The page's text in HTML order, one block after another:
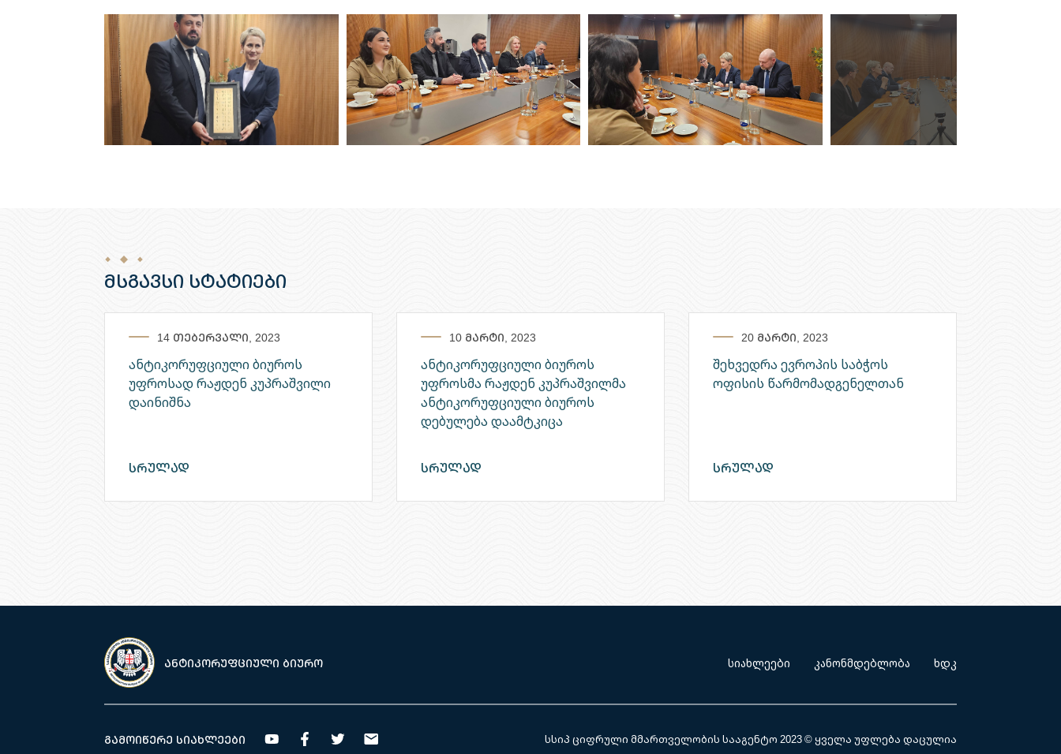
მსგავსი სტატიები
14 თებერვალი, 2023
ანტიკორუფციული ბიუროს
უფროსად რაჟდენ კუპრაშვილი
დაინიშნა
სრულად
10 მარტი, 2023
ანტიკორუფციული ბიუროს
უფროსმა რაჟდენ კუპრაშვილმა
ანტიკორუფციული ბიუროს
დებულება დაამტკიცა
სრულად
20 მარტი, 2023
შეხვედრა ევროპის საბჭოს
ოფისის წარმომადგენელთან
სრულად
ანტიკორუფციული ბიურო სიახლეები კანონმდებლობა ხდკ
გამოიწერე სიახლეები სსიპ ციფრული მმართველობის სააგენტო 2023© ყველა უფლება დაცულია